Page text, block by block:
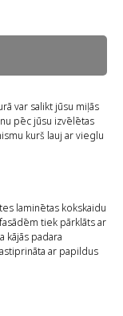
var salikt jūsu miļās
pēc jūsu izvēlētas
kurš lauj ar vieglu
laminētas kokskaidu
tiek pārklāts ar
kājās padara
ar papildus